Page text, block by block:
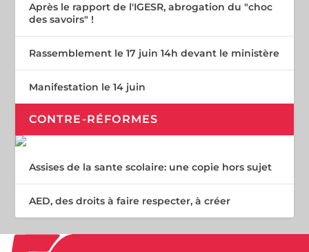
Après le rapport de l'IGESR, abrogation du "choc
des savoirs" !
Rassemblement le 17 juin 14h devant le ministère
Manifestation le 14 juin
CONTRE-RÉFORMES
Assises de la sante scolaire: une copie hors sujet
AED, des droits à faire respecter, à créer